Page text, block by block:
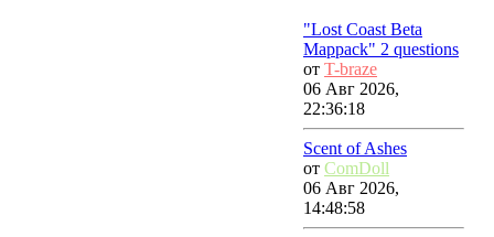
"Lost Coast Beta
Mappack" 2 questions
от T-braze
06 Авг 2026,
22:36:18
Scent of Ashes
от ComDoll
06 Авг 2026,
14:48:58